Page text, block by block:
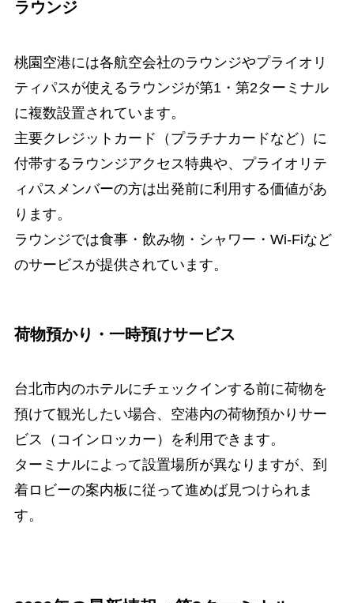
ラウンジ
桃園空港には各航空会社のラウンジやプライオリ
ティパスが使えるラウンジが第1・第2ターミナル
に複数設置されています。
主要クレジットカード（プラチナカードなど）に
付帯するラウンジアクセス特典や、プライオリテ
ィパスメンバーの方は出発前に利用する価値があ
ります。
ラウンジでは食事・飲み物・シャワー・Wi-Fiなど
のサービスが提供されています。
荷物預かり・一時預けサービス
台北市内のホテルにチェックインする前に荷物を
預けて観光したい場合、空港内の荷物預かりサー
ビス（コインロッカー）を利用できます。
ターミナルによって設置場所が異なりますが、到
着ロビーの案内板に従って進めば見つけられま
す。